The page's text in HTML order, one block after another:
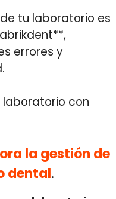
tu laboratorio es
errores y
con
la gestión de
dental.